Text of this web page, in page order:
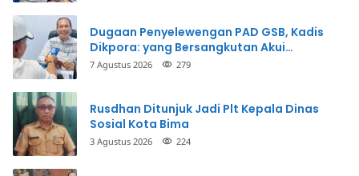
Dugaan Penyelewengan PAD GSB, Kadis
Dikpora: yang Bersangkutan Akui
Perbuatannya dan Siap Mengembalikan
7 Agustus 2026 279
Rusdhan Ditunjuk Jadi Plt Kepala Dinas
Sosial Kota Bima
3 Agustus 2026 224